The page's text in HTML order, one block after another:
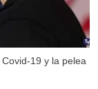
19 y la pelea